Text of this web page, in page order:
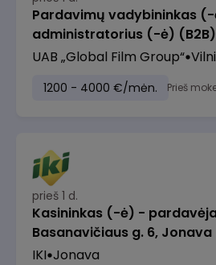
Pardavimų vadybininkas
administratorius (-ė) (B2B)
UAB „Global Film Group“
1200 - 4000 €/mėn. Prieš
prieš 1 d.
Kasininkas (-ė) -
Basanavičiaus g. 6, Jonava
IKI Jonava